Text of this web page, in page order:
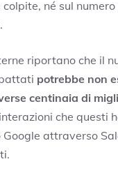
né sul
riportano che il
potrebbe non
centinaia di
che questi
attraverso